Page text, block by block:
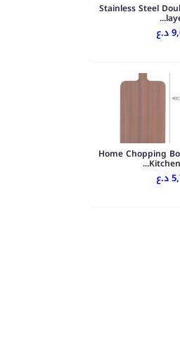
Stainless Steel
Home Chopping
Kitchen